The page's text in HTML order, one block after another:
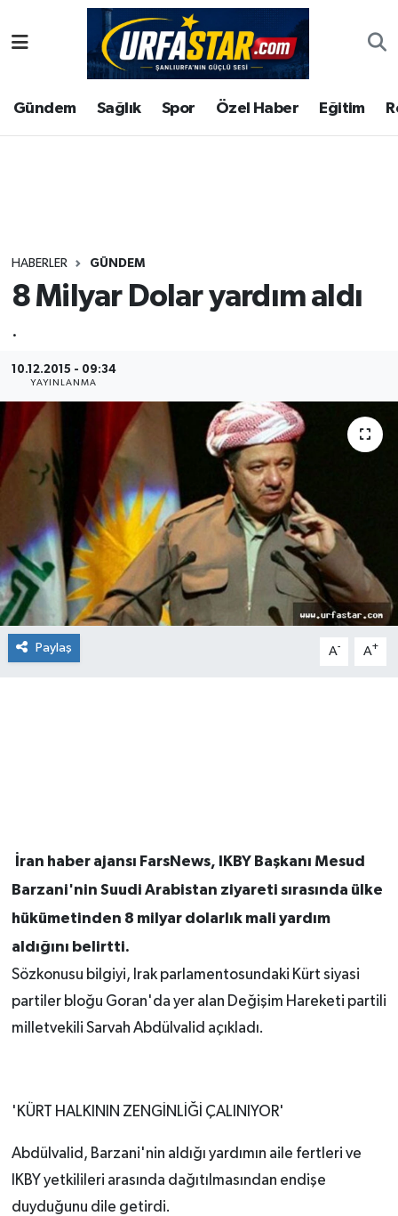
Gündem Sağlık Spor Özel Haber Eğitim
HABERLER GÜNDEM
8 Milyar Dolar yardım aldı
.
10.12.2015 - 09:34
YAYINLANMA
Paylaş A- A+
İran haber ajansı FarsNews, IKBY Başkanı Mesud
Barzani'nin Suudi Arabistan ziyareti sırasında ülke
hükümetinden 8 milyar dolarlık mali yardım
aldığını belirtti.
Sözkonusu bilgiyi, Irak parlamentosundaki Kürt siyasi
partiler bloğu Goran'da yer alan Değişim Hareketi partili
milletvekili Sarvah Abdülvalid açıkladı.
'KÜRT HALKININ ZENGİNLİĞİ ÇALINIYOR'
Abdülvalid, Barzani'nin aldığı yardımın aile fertleri ve
IKBY yetkilileri arasında dağıtılmasından endişe
duyduğunu dile getirdi.
ASAYİS
ÇEVRE
Gündem
Magazin
Şanlıurfa Nöbetçi Eczaneler
Şanlıurfa Hava Durumu
Tüm Manşetler
Haber Arşivi